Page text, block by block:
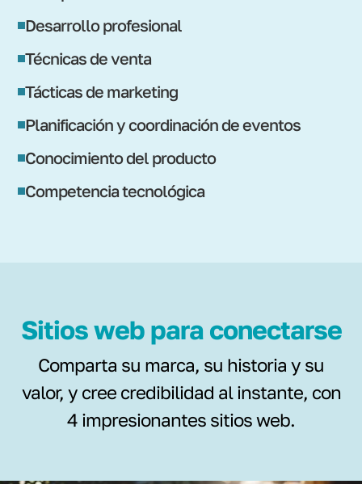
Desarrollo profesional
Técnicas de venta
Tácticas de marketing
Planificación y coordinación de eventos
Conocimiento del producto
Competencia tecnológica
Sitios web para conectarse
Comparta su marca, su historia y su
valor, y cree credibilidad al instante, con
4 impresionantes sitios web.